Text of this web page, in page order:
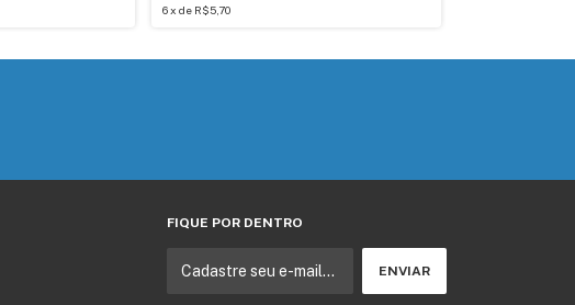
6x de R$5,70
FIQUE POR DENTRO